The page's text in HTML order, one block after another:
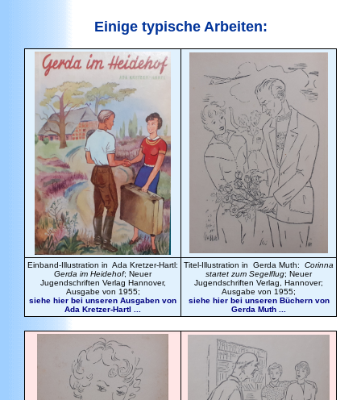
Einige typische Arbeiten:
Einband-Illustration in Ada Kretzer-Hartl:
Gerda im Heidehof; Neuer
Jugendschriften Verlag Hannover,
Ausgabe von 1955;
siehe hier bei unseren Ausgaben von
Ada Kretzer-Hartl ...
Titel-Illustration in Gerda Muth: Corinna
startet zum Segelflug; Neuer
Jugendschriften Verlag, Hannover;
Ausgabe von 1955;
siehe hier bei unseren Büchern von
Gerda Muth ...